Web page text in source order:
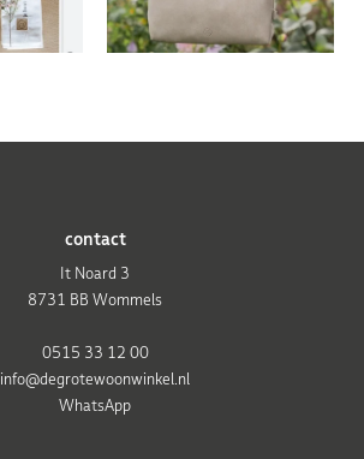
contact
It Noard 3
8731 BB Wommels
0515 33 12 00
info@degrotewoonwinkel.nl
WhatsApp